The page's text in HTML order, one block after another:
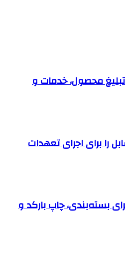
محصول، خدمات و
را برای اجرای تعهدات
بسته‌بندی، چاپ بارکد و